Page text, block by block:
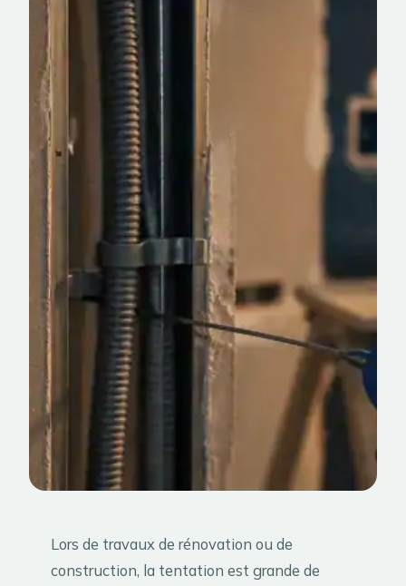
Lors de travaux de rénovation ou de
construction, la tentation est grande de